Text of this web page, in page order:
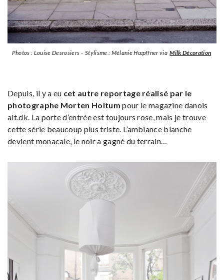
Photos : Louise Desrosiers – Stylisme : Mélanie Hœpffner via Milk Décoration
Depuis, il y a eu cet autre reportage réalisé par le
photographe Morten Holtum pour le magazine danois
alt.dk. La porte d’entrée est toujours rose, mais je trouve
cette série beaucoup plus triste. L’ambiance blanche
devient monacale, le noir a gagné du terrain…